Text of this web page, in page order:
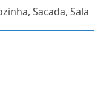
Sacada, Sala